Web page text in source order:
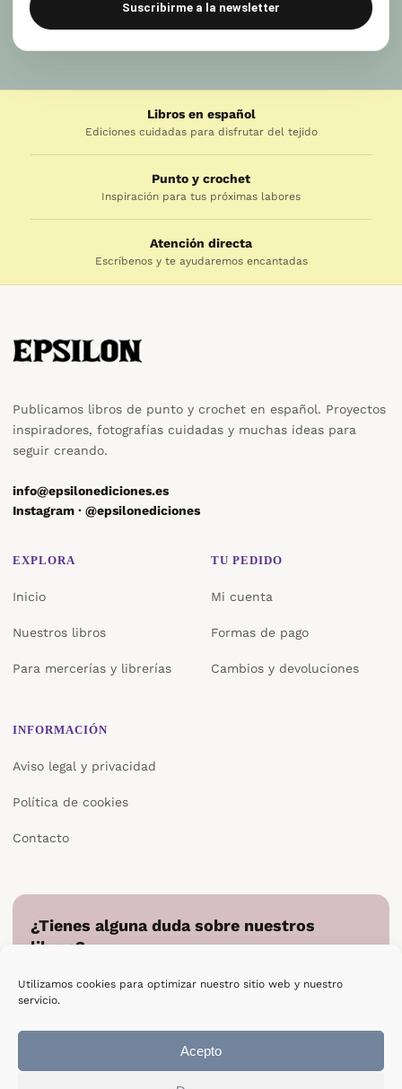
Utilizamos cookies para optimizar nuestro sitio web y nuestro
servicio.
Acepto
Suscribirme a la newsletter
Libros en español
Ediciones cuidadas para disfrutar del tejido
Punto y crochet
Inspiración para tus próximas labores
Atención directa
Escríbenos y te ayudaremos encantadas
Publicamos libros de punto y crochet en español. Proyectos
inspiradores, fotografías cuidadas y muchas ideas para
seguir creando.
info@epsilonediciones.es
Instagram · @epsilonediciones
EXPLORA
Inicio
Nuestros libros
Para mercerías y librerías
TU PEDIDO
Mi cuenta
Formas de pago
Cambios y devoluciones
INFORMACIÓN
Aviso legal y privacidad
Política de cookies
Contacto
¿Tienes alguna duda sobre nuestros
libros?
directamente.
Escribir a Epsilon